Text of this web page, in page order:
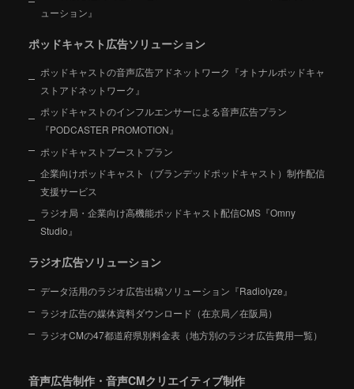
ューション』
ポッドキャスト広告ソリューション
ポッドキャストの音声広告アドネットワーク『オトナルポッドキャ
ストアドネットワーク』
ポッドキャストのインフルエンサーによる音声広告プラン
『PODCASTER PROMOTION』
ポッドキャストブーストプラン
企業向けポッドキャスト（ブランデッドポッドキャスト）制作配信
支援サービス
ラジオ局・企業向け高機能ポッドキャスト配信CMS『Omny
Studio』
ラジオ広告ソリューション
データ活用のラジオ広告出稿ソリューション『Radiolyze』
ラジオ広告の媒体資料ダウンロード（在京局／在阪局）
ラジオCMの47都道府県別料金表（地方別のラジオ広告費用一覧）
音声広告制作・音声CMクリエイティブ制作